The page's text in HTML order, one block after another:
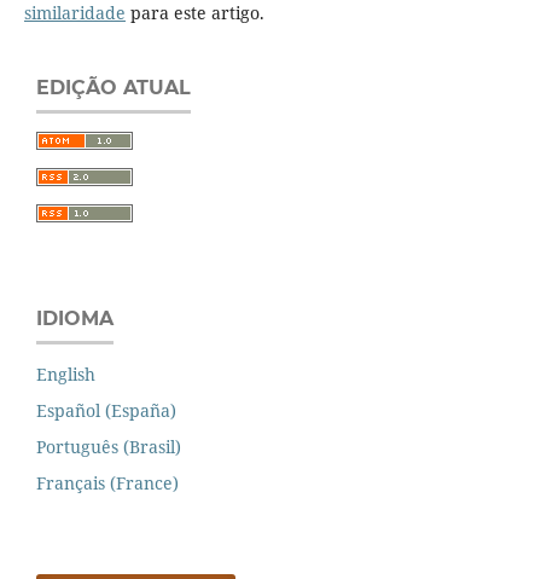
similaridade para este artigo.
EDIÇÃO ATUAL
IDIOMA
English
Español (España)
Português (Brasil)
Français (France)